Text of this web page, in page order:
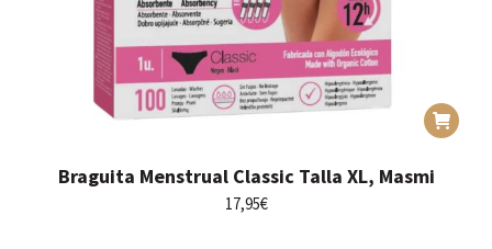
Braguita Menstrual Classic Talla XL, Masmi
17,95€